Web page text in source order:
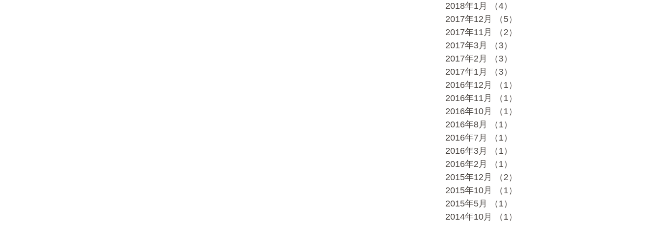
2018年1月
（4）
2017年12月
（5）
2017年11月
（2）
2017年3月
（3）
2017年2月
（3）
2017年1月
（3）
2016年12月
（1）
2016年11月
（1）
2016年10月
（1）
2016年8月
（1）
2016年7月
（1）
2016年3月
（1）
2016年2月
（1）
2015年12月
（2）
2015年10月
（1）
2015年5月
（1）
2014年10月
（1）